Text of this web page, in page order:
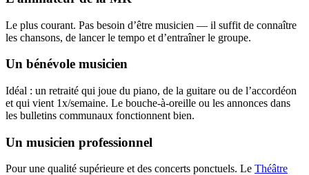
Le plus courant. Pas besoin d’être musicien — il suffit de connaître
les chansons, de lancer le tempo et d’entraîner le groupe.
Un bénévole musicien
Idéal : un retraité qui joue du piano, de la guitare ou de l’accordéon
et qui vient 1x/semaine. Le bouche-à-oreille ou les annonces dans
les bulletins communaux fonctionnent bien.
Un musicien professionnel
Pour une qualité supérieure et des concerts ponctuels. Le Théâtre